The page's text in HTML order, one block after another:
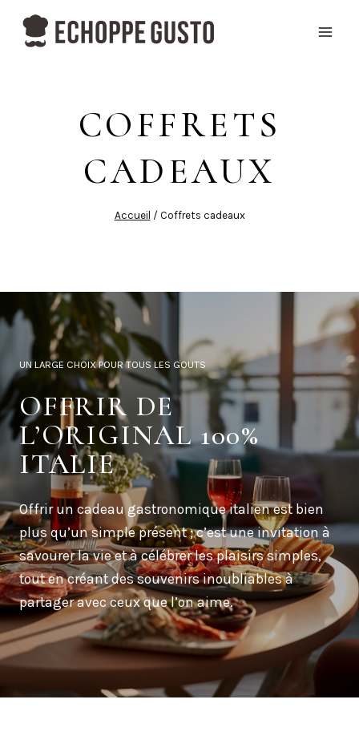
COFFRETS
CADEAUX
Accueil / Coffrets cadeaux
UN LARGE CHOIX POUR TOUS LES GOUTS
OFFRIR DE
L’ORIGINAL 100%
ITALIE
Offrir un cadeau gastronomique italien est bien
plus qu’un simple présent ; c’est une invitation à
savourer la vie et à célébrer les plaisirs simples,
tout en créant des souvenirs inoubliables à
partager avec ceux que l’on aime.